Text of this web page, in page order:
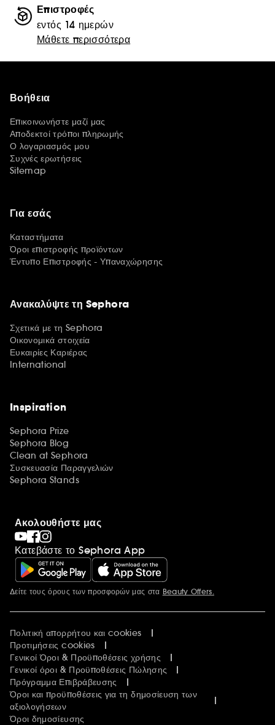
Επιστροφές
εντός 14 ημερών
Μάθετε περισσότερα
Βοήθεια
Επικοινωνήστε μαζί μας
Αποδεκτοί τρόποι πληρωμής
Ο λογαριασμός μου
Συχνές ερωτήσεις
Sitemap
Για εσάς
Καταστήματα
Όροι επιστροφής προϊόντων
Έντυπο Επιστροφής - Υπαναχώρησης
Ανακαλύψτε τη Sephora
Σχετικά με τη Sephora
Οικονομικά στοιχεία
Ευκαιρίες Καριέρας
International
Inspiration
Sephora Prize
Sephora Blog
Clean at Sephora
Συσκευασία Παραγγελιών
Sephora Stands
Ακολουθήστε μας
Κατεβάστε το Sephora App
Περισσότερες πληροφορίες
Δείτε τους όρους των προσφορών μας στα Beauty Offers.
Πολιτική απορρήτου και cookies
Προτιμήσεις cookies
Γενικοί Όροι & Προϋποθέσεις χρήσης
Γενικοί όροι & Προϋποθέσεις Πώλησης
Πρόγραμμα Επιβράβευσης
Όροι και προϋποθέσεις για τη δημοσίευση των
αξιολογήσεων
Όροι δημοσίευσης